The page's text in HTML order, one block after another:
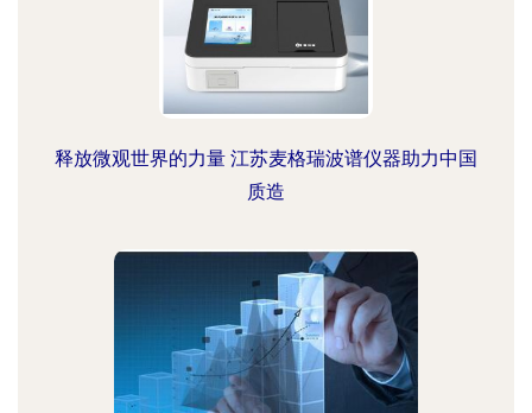
释放微观世界的力量 江苏麦格瑞波谱仪器助力中国
质造